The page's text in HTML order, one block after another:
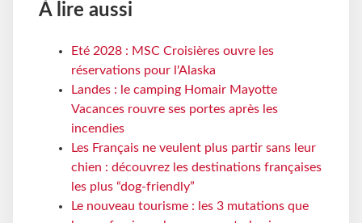
À lire aussi
Eté 2028 : MSC Croisières ouvre les
réservations pour l'Alaska
Landes : le camping Homair Mayotte
Vacances rouvre ses portes après les
incendies
Les Français ne veulent plus partir sans leur
chien : découvrez les destinations françaises
les plus “dog-friendly”
Le nouveau tourisme : les 3 mutations que